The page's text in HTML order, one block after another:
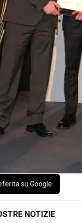
su Google
NOTIZIE